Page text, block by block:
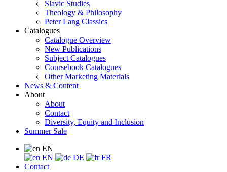
Slavic Studies
Theology & Philosophy
Peter Lang Classics
Catalogues
Catalogue Overview
New Publications
Subject Catalogues
Coursebook Catalogues
Other Marketing Materials
News & Content
About
About
Contact
Diversity, Equity and Inclusion
Summer Sale
EN
EN
DE
FR
Contact